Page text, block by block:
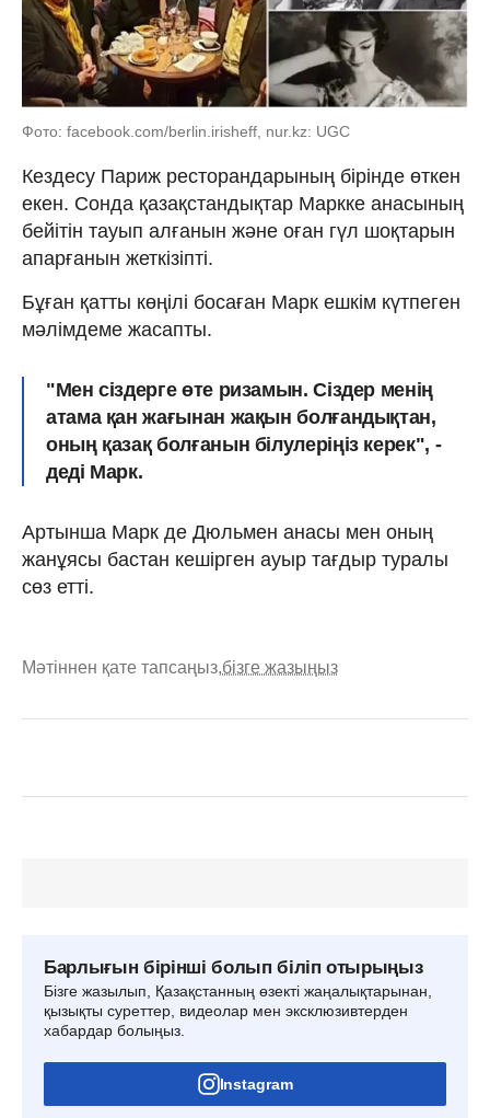
Фото: facebook.com/berlin.irisheff, nur.kz: UGC
Кездесу Париж ресторандарының бірінде өткен
екен. Сонда қазақстандықтар Маркке анасының
бейітін тауып алғанын және оған гүл шоқтарын
апарғанын жеткізіпті.
Бұған қатты көңілі босаған Марк ешкім күтпеген
мәлімдеме жасапты.
"Мен сіздерге өте ризамын. Сіздер менің
атама қан жағынан жақын болғандықтан,
оның қазақ болғанын білулеріңіз керек", -
деді Марк.
Артынша Марк де Дюльмен анасы мен оның
жанұясы бастан кешірген ауыр тағдыр туралы
сөз етті.
Мәтіннен қате тапсаңыз,бізге жазыңыз
Барлығын бірінші болып біліп отырыңыз
Бізге жазылып, Қазақстанның өзекті жаңалықтарынан,
қызықты суреттер, видеолар мен эксклюзивтерден
хабардар болыңыз.
Instagram